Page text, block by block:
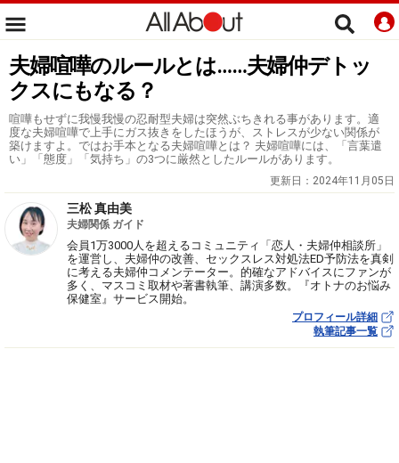
夫婦喧嘩のルールとは……夫婦仲デトッ
クスにもなる？
喧嘩もせずに我慢我慢の忍耐型夫婦は突然ぶちきれる事があります。適
度な夫婦喧嘩で上手にガス抜きをしたほうが、ストレスが少ない関係が
築けますよ。ではお手本となる夫婦喧嘩とは？ 夫婦喧嘩には、「言葉遣
い」「態度」「気持ち」の3つに厳然としたルールがあります。
更新日： 2024年11月05日
三松 真由美
夫婦関係 ガイド
会員1万3000人を超えるコミュニティ「恋人・夫婦仲相談所」
を運営し、夫婦仲の改善、セックスレス対処法ED予防法を真剣
に考える夫婦仲コメンテーター。的確なアドバイスにファンが
多く、マスコミ取材や著書執筆、講演多数。『オトナのお悩み
保健室』サービス開始。
プロフィール詳細
執筆記事一覧